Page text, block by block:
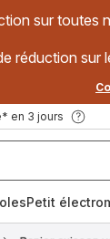
sur toutes
réduction sur
en 3 jours
Petit